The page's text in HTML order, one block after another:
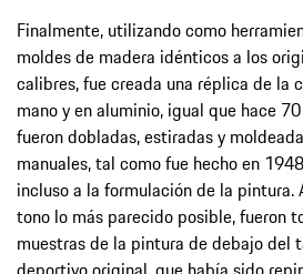
Finalmente, utilizando como
moldes de madera idénticos a los
calibres, fue creada una réplica de la
mano y en aluminio, igual que hace
fueron dobladas, estiradas y
manuales, tal como fue hecho en
incluso a la formulación de la pintura.
tono lo más parecido posible, fueron
muestras de la pintura de debajo del